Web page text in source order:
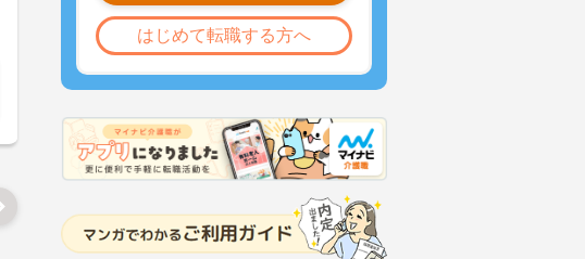
はじめて転職する方へ